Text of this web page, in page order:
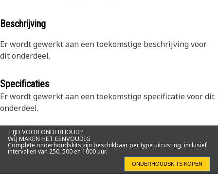
Beschrijving
Er wordt gewerkt aan een toekomstige beschrijving voor
dit onderdeel.
Specificaties
Er wordt gewerkt aan een toekomstige specificatie voor dit
onderdeel.
TIJD VOOR ONDERHOUD?
WIJ MAKEN HET EENVOUDIG
Complete onderhoudskits zijn beschikbaar per type uitrusting, inclusief
intervallen van 250, 500 en 1000 uur.
ONDERHOUDSKITS KOPEN